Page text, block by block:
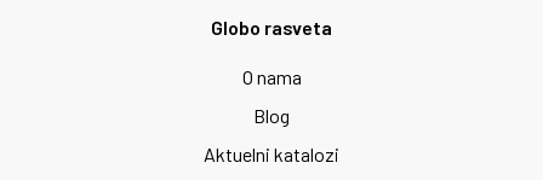
Globo rasveta
O nama
Blog
Aktuelni katalozi